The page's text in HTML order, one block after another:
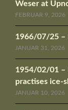
Weser at
FEBRUAR 9, 2026
1966/07/25 –
JANUAR 31, 2026
1954/02/01 –
practises ice-
JANUAR 10, 2026